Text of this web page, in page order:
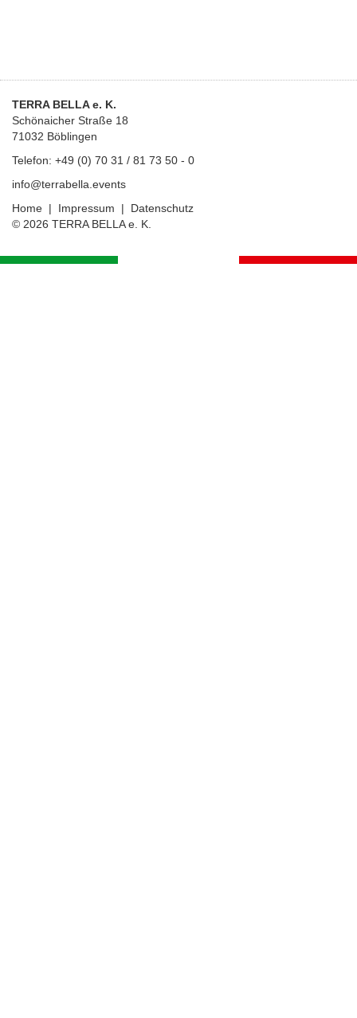
TERRA BELLA e. K.
Schönaicher Straße 18
71032 Böblingen
Telefon: +49 (0) 70 31 / 81 73 50 - 0
info@terrabella.events
Home | Impressum | Datenschutz
© 2026 TERRA BELLA e. K.